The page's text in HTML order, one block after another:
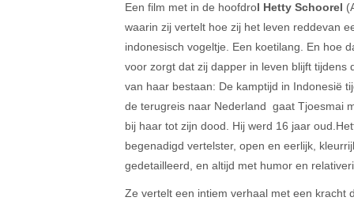
Een film met in de hoofdrol Hetty Schoorel
waarin zij vertelt hoe zij het leven reddevan
indonesisch vogeltje. Een koetilang. En hoe
voor zorgt dat zij dapper in leven blijft tijdens
van haar bestaan: De kamptijd in Indonesië
de terugreis naar Nederland gaat Tjoesmai
bij haar tot zijn dood. Hij werd 16 jaar oud.
begenadigd vertelster, open en eerlijk,
gedetailleerd, en altijd met humor en
Ze vertelt een intiem verhaal met een kracht